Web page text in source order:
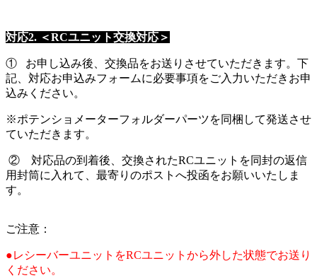
対応2. ＜RCユニット交換対応＞
① お申し込み後、交換品をお送りさせていただきます。下
記、対応お申込みフォームに必要事項をご入力いただきお申
込みください。
※ポテンショメーターフォルダーパーツを同梱して発送させ
ていただきます。
② 対応品の到着後、交換されたRCユニットを同封の返信
用封筒に入れて、最寄りのポストへ投函をお願いいたしま
す。
ご注意：
●レシーバーユニットをRCユニットから外した状態でお送り
ください。